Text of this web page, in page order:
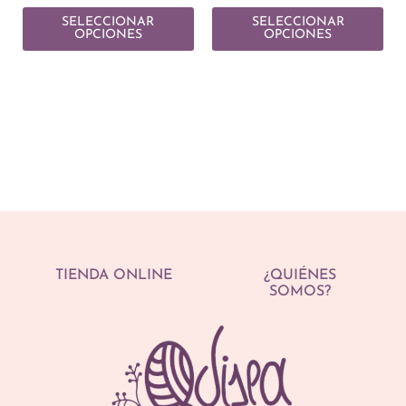
SELECCIONAR
OPCIONES
SELECCIONAR
OPCIONES
TIENDA ONLINE
¿QUIÉNES
SOMOS?